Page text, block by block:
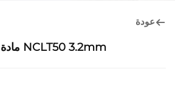
عودة
NCLT50 3.2mm مادة رقيقة